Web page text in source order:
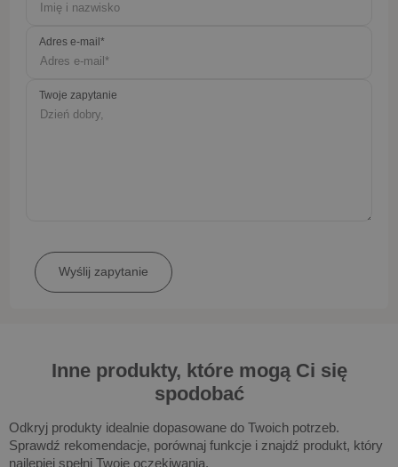
Adres e-mail*
Twoje zapytanie
Inne produkty, które mogą Ci się
spodobać
Odkryj produkty idealnie dopasowane do Twoich potrzeb.
Sprawdź rekomendacje, porównaj funkcje i znajdź produkt, który
najlepiej spełni Twoje oczekiwania.